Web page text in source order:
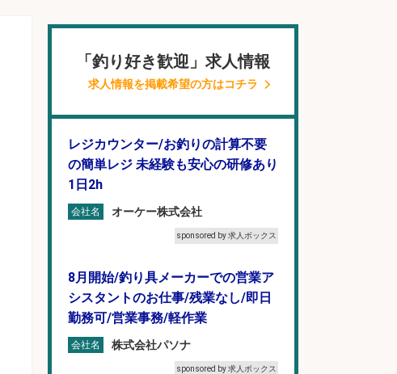
「釣り好き歓迎」求人情報
求人情報を掲載希望の方はコチラ
レジカウンター/お釣りの計算不要
の簡単レジ 未経験も安心の研修あり
1日2h
会社名 オーケー株式会社
sponsored by 求人ボックス
8月開始/釣り具メーカーでの営業ア
シスタントのお仕事/残業なし/即日
勤務可/営業事務/軽作業
会社名 株式会社パソナ
sponsored by 求人ボックス